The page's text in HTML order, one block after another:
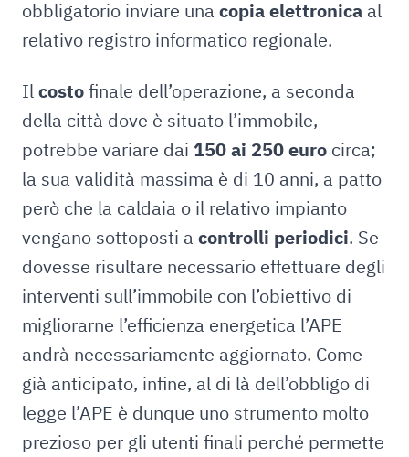
obbligatorio inviare una copia elettronica al
relativo registro informatico regionale.
Ilcostofinale dell’operazione, a seconda
della città dove è situato l’immobile,
potrebbe variare dai 150 ai 250 euro circa;
la sua validità massima è di 10 anni, a patto
però che la caldaia o il relativo impianto
vengano sottoposti a controlli periodici. Se
dovesse risultare necessario effettuare degli
interventi sull’immobile con l’obiettivo di
migliorarne l’efficienza energetica l’APE
andrà necessariamente aggiornato. Come
già anticipato, infine, al di là dell’obbligo di
legge l’APE è dunque uno strumento molto
prezioso per gli utenti finali perché permette